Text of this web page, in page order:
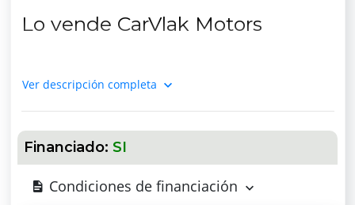
Lo vende CarVlak Motors
Kilometraje:114.990 km
Combustible:Nafta
Motor:
1.6
Consumo:15-20 km/l
Ver descripción completa
Financiado: SI
Condiciones de financiación